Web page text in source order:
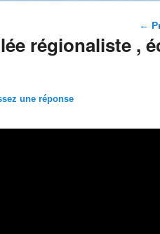
←
régionaliste ,
une réponse